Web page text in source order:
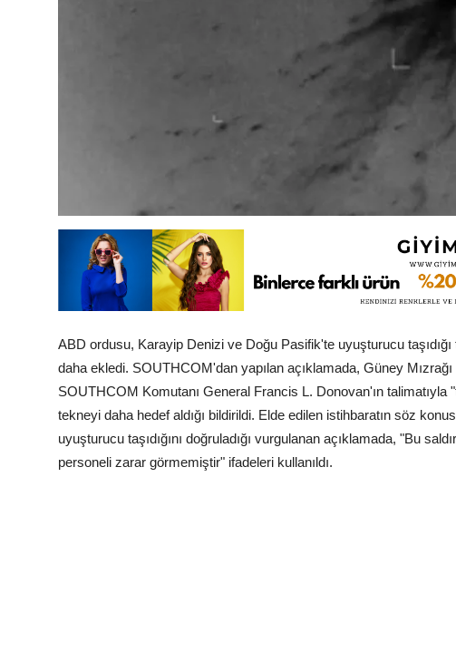
ABD ordusu, Karayip Denizi ve Doğu Pasifik'te uyuşturucu
daha ekledi. SOUTHCOM'dan yapılan açıklamada, Güney
SOUTHCOM Komutanı General Francis L. Donovan'ın
tekneyi daha hedef aldığı bildirildi. Elde edilen istihbaratın söz
uyuşturucu taşıdığını doğruladığı vurgulanan açıklamada, "Bu
personeli zarar görmemiştir" ifadeleri kullanıldı.